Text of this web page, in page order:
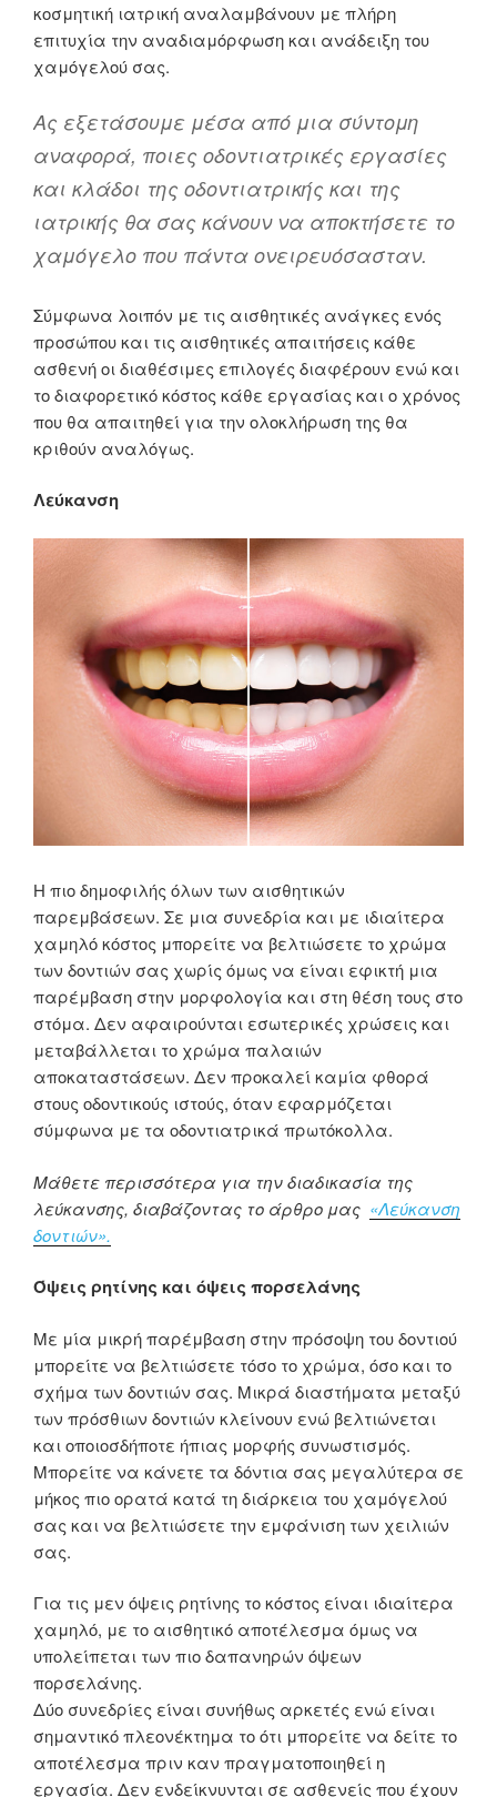
κοσμητική ιατρική αναλαμβάνουν με πλήρη
επιτυχία την αναδιαμόρφωση και ανάδειξη του
χαμόγελού σας.
Ας εξετάσουμε μέσα από μια σύντομη
αναφορά, ποιες οδοντιατρικές εργασίες
και κλάδοι της οδοντιατρικής και της
ιατρικής θα σας κάνουν να αποκτήσετε το
χαμόγελο που πάντα ονειρευόσασταν.
Σύμφωνα λοιπόν με τις αισθητικές ανάγκες ενός
προσώπου και τις αισθητικές απαιτήσεις κάθε
ασθενή οι διαθέσιμες επιλογές διαφέρουν ενώ και
το διαφορετικό κόστος κάθε εργασίας και ο χρόνος
που θα απαιτηθεί για την ολοκλήρωση της θα
κριθούν αναλόγως.
Λεύκανση
Η πιο δημοφιλής όλων των αισθητικών
παρεμβάσεων. Σε μια συνεδρία και με ιδιαίτερα
χαμηλό κόστος μπορείτε να βελτιώσετε το χρώμα
των δοντιών σας χωρίς όμως να είναι εφικτή μια
παρέμβαση στην μορφολογία και στη θέση τους στο
στόμα. Δεν αφαιρούνται εσωτερικές χρώσεις και
μεταβάλλεται το χρώμα παλαιών
αποκαταστάσεων. Δεν προκαλεί καμία φθορά
στους οδοντικούς ιστούς, όταν εφαρμόζεται
σύμφωνα με τα οδοντιατρικά πρωτόκολλα.
Μάθετε περισσότερα για την διαδικασία της
λεύκανσης, διαβάζοντας το άρθρο μας «Λεύκανση
δοντιών».
Όψεις ρητίνης και όψεις πορσελάνης
Mε μία μικρή παρέμβαση στην πρόσοψη του δοντιού
μπορείτε να βελτιώσετε τόσο το χρώμα, όσο και το
σχήμα των δοντιών σας. Μικρά διαστήματα μεταξύ
των πρόσθιων δοντιών κλείνουν ενώ βελτιώνεται
και οποιοσδήποτε ήπιας μορφής συνωστισμός.
Μπορείτε να κάνετε τα δόντια σας μεγαλύτερα σε
μήκος πιο ορατά κατά τη διάρκεια του χαμόγελού
σας και να βελτιώσετε την εμφάνιση των χειλιών
σας.
Για τις μεν όψεις ρητίνης το κόστος είναι ιδιαίτερα
χαμηλό, με το αισθητικό αποτέλεσμα όμως να
υπολείπεται των πιο δαπανηρών όψεων
πορσελάνης.
Δύο συνεδρίες είναι συνήθως αρκετές ενώ είναι
σημαντικό πλεονέκτημα το ότι μπορείτε να δείτε το
αποτέλεσμα πριν καν πραγματοποιηθεί η
εργασία. Δεν ενδείκνυνται σε ασθενείς που έχουν